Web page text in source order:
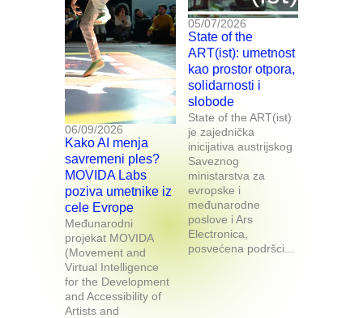
06/09/2026
Kako AI menja
savremeni ples?
MOVIDA Labs
poziva umetnike iz
cele Evrope
Međunarodni
projekat MOVIDA
(Movement and
Virtual Intelligence
for the Development
and Accessibility of
Artists and
05/07/2026
State of the
ART(ist): umetnost
kao prostor otpora,
solidarnosti i
slobode
State of the ART(ist)
je zajednička
inicijativa austrijskog
Saveznog
ministarstva za
evropske i
međunarodne
poslove i Ars
Electronica,
posvećena podršci...